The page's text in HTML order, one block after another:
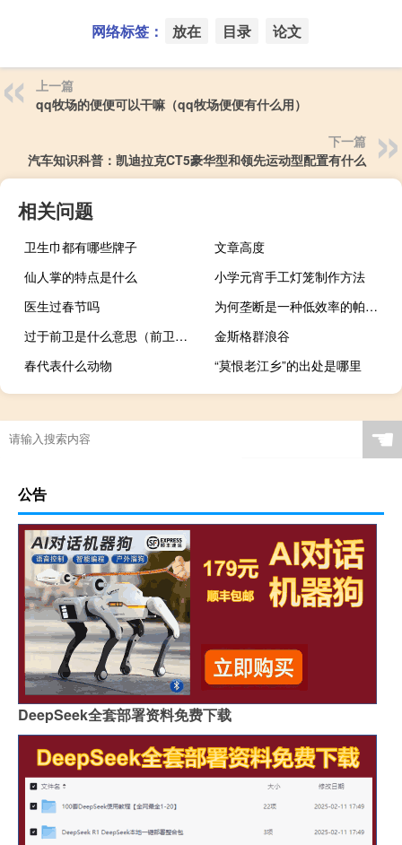
网络标签： 放在 目录 论文
上一篇
qq牧场的便便可以干嘛（qq牧场便便有什么用）
下一篇
汽车知识科普：凯迪拉克CT5豪华型和领先运动型配置有什么
相关问题
卫生巾都有哪些牌子
文章高度
仙人掌的特点是什么
小学元宵手工灯笼制作方法
医生过春节吗
为何垄断是一种低效率的帕累托？
过于前卫是什么意思（前卫是什么意思）
金斯格群浪谷
春代表什么动物
“莫恨老江乡”的出处是哪里
☚
公告
DeepSeek全套部署资料免费下载